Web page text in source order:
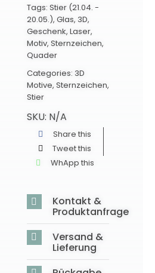
Tags: Stier (21.04. -
20.05.), Glas, 3D,
Geschenk, Laser,
Motiv, Sternzeichen,
Quader
Categories: 3D
Motive, Sternzeichen,
Stier
SKU: N/A
Share this
Tweet this
WhApp this
Kontakt &
Produktanfrage
Versand &
Lieferung